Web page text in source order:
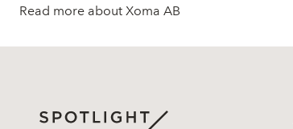
Read more about Xoma AB